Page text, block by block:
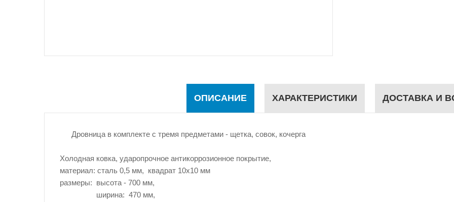
ОПИСАНИЕ ХАРАКТЕРИСТИКИ ДОСТАВКА И
Дровница в комплекте с тремя предметами - щетка, совок, кочерга
Холодная ковка, ударопрочное антикоррозионное покрытие,
материал: сталь 0,5 мм, квадрат 10х10 мм
размеры: высота - 700 мм,
ширина: 470 мм,